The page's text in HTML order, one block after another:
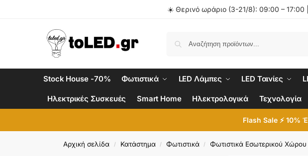
☀️ Θερινό ωράριο (3-21/8): 09:00 – 17:00
Stock House -70% Φωτιστικά LED Λάμπες LED Ταινίες
Ηλεκτρικές Συσκευές Smart Home Ηλεκτρολογικά Τεχνολογία
Flash Sale ⚡ 10%
Αρχική σελίδα / Κατάστημα / Φωτιστικά / Φωτιστικά Εσωτερικού Χώρου